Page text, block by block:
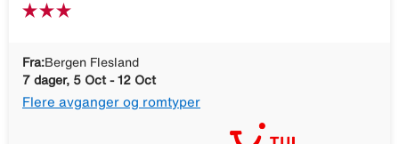
Fra:Bergen Flesland
7 dager, 5 Oct - 12 Oct
Flere avganger og romtyper